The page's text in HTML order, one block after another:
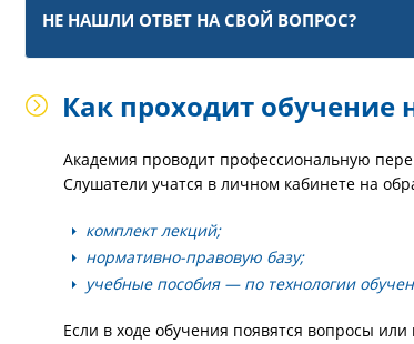
НЕ НАШЛИ ОТВЕТ НА СВОЙ ВОПРОС?
Как проходит обучение
Академия проводит профессиональную
Слушатели учатся в личном кабинете на
комплект лекций;
нормативно-правовую базу;
учебные пособия — по технологии
Если в ходе обучения появятся вопросы